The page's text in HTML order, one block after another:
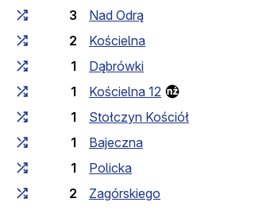
3
Nad Odrą
2
Kościelna
1
Dąbrówki
1
Kościelna 12
1
Stołczyn Kościół
1
Bajeczna
1
Policka
2
Zagórskiego